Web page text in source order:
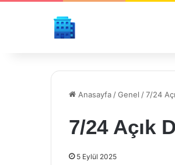
Anasayfa /Genel /7/24
7/24 Açık
5 Eylül 2025